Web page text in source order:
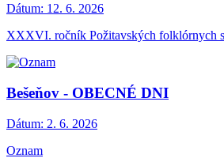
Dátum: 12. 6. 2026
XXXVI. ročník Požitavských folklórnych
Bešeňov - OBECNÉ DNI
Dátum: 2. 6. 2026
Oznam